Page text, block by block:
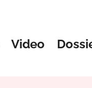
Video